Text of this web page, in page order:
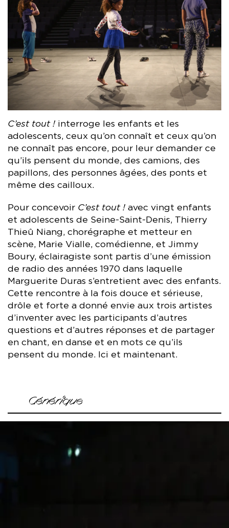
C’est tout ! interroge les enfants et les
adolescents, ceux qu’on connaît et ceux qu’on
ne connaît pas encore, pour leur demander ce
qu’ils pensent du monde, des camions, des
papillons, des personnes âgées, des ponts et
même des cailloux.
Pour concevoir C’est tout !avec vingt enfants
et adolescents de Seine-Saint-Denis, Thierry
Thieû Niang, chorégraphe et metteur en
scène, Marie Vialle, comédienne, et Jimmy
Boury, éclairagiste sont partis d’une émission
de radio des années 1970 dans laquelle
Marguerite Duras s’entretient avec des enfants.
Cette rencontre à la fois douce et sérieuse,
drôle et forte a donné envie aux trois artistes
d’inventer avec les participants d’autres
questions et d’autres réponses et de partager
en chant, en danse et en mots ce qu’ils
pensent du monde. Ici et maintenant.
Générique
Gabrielle Bureau, Sara Chatir, Tinoé Chavanel, Cyane-l’or
Olivier, Maëlice Joyce Denis, Lizzie Gnandji-Panzovski,